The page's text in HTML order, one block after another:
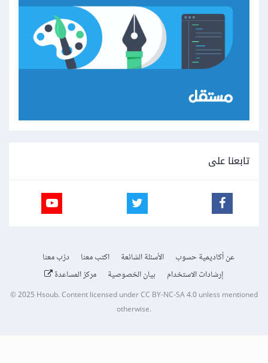
تابعنا على
عن أكاديمية حسوب الأسئلة الشائعة اكتب معنا
درّب معنا
إرشادات الاستخدام
بيان الخصوصية مركز المساعدة
© 2025 Hsoub.Content licensed underCC BY-NC-SA 4.0unless mentioned
otherwise.